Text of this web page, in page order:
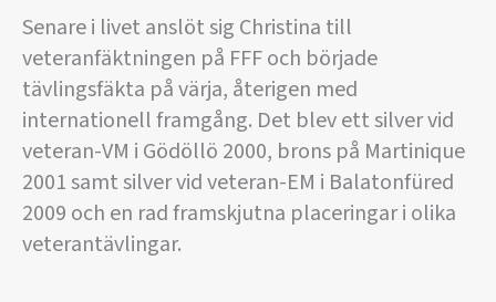
Senare i livet anslöt sig Christina till
veteranfäktningen på FFF och började
tävlingsfäkta på värja, återigen med
internationell framgång. Det blev ett silver vid
veteran-VM i Gödöllö 2000, brons på Martinique
2001 samt silver vid veteran-EM i Balatonfüred
2009 och en rad framskjutna placeringar i olika
veterantävlingar.